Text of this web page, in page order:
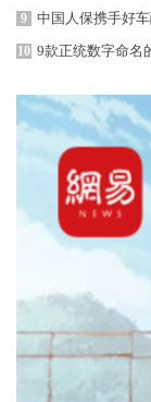
9 中国人保携手好
10 9款正统数字命名